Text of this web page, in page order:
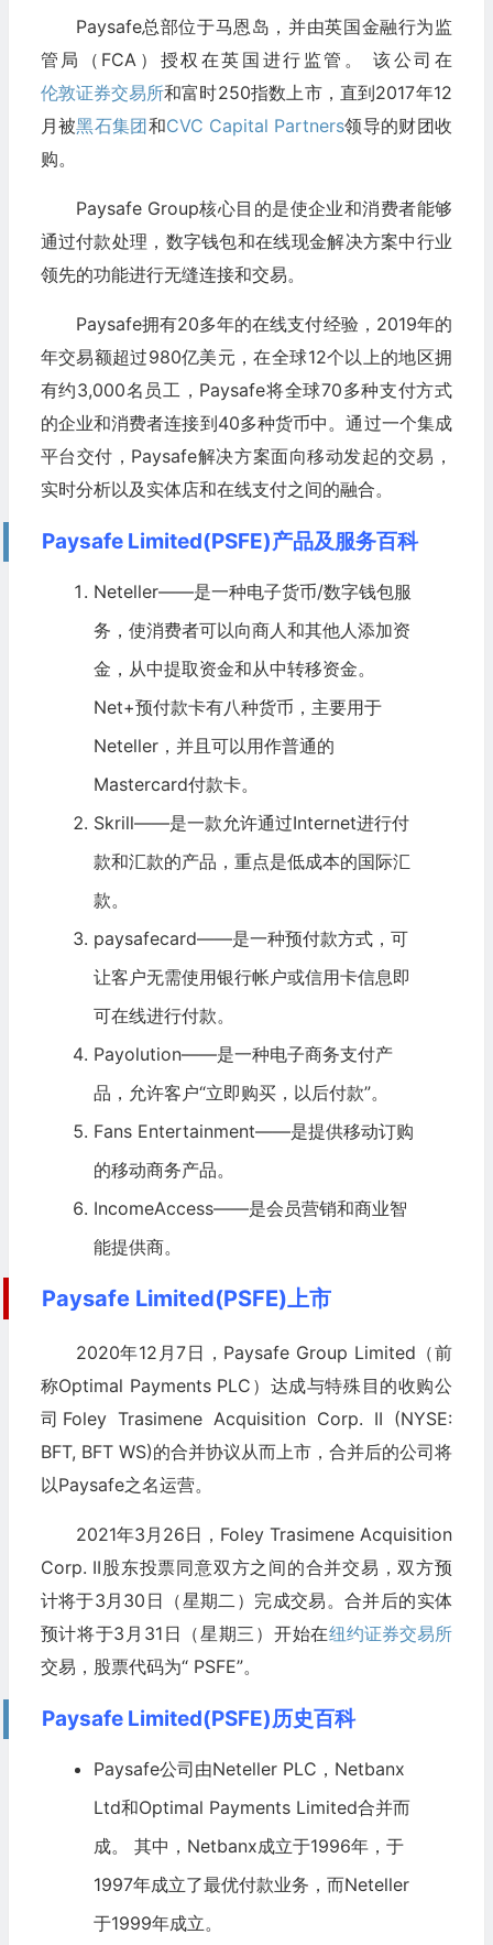
Paysafe总部位于马恩岛，并由英国金融行为监
管局（FCA）授权在英国进行监管。 该公司在
伦敦证券交易所和富时250指数上市，直到2017年12
月被黑石集团和CVC Capital Partners领导的财团收
购。
Paysafe Group核心目的是使企业和消费者能够
通过付款处理，数字钱包和在线现金解决方案中行业
领先的功能进行无缝连接和交易。
Paysafe拥有20多年的在线支付经验，2019年的
年交易额超过980亿美元，在全球12个以上的地区拥
有约3,000名员工，Paysafe将全球70多种支付方式
的企业和消费者连接到40多种货币中。通过一个集成
平台交付，Paysafe解决方案面向移动发起的交易，
实时分析以及实体店和在线支付之间的融合。
Paysafe Limited(PSFE)产品及服务百科
Neteller——是一种电子货币/数字钱包服
务，使消费者可以向商人和其他人添加资
金，从中提取资金和从中转移资金。
Net+预付款卡有八种货币，主要用于
Neteller，并且可以用作普通的
Mastercard付款卡。
Skrill——是一款允许通过Internet进行付
款和汇款的产品，重点是低成本的国际汇
款。
paysafecard——是一种预付款方式，可
让客户无需使用银行帐户或信用卡信息即
可在线进行付款。
Payolution——是一种电子商务支付产
品，允许客户“立即购买，以后付款”。
Fans Entertainment——是提供移动订购
的移动商务产品。
IncomeAccess——是会员营销和商业智
能提供商。
Paysafe Limited(PSFE)上市
2020年12月7日，Paysafe Group Limited（前
称Optimal Payments PLC）达成与特殊目的收购公
司Foley Trasimene Acquisition Corp. II (NYSE:
BFT, BFT WS)的合并协议从而上市，合并后的公司将
以Paysafe之名运营。
2021年3月26日，Foley Trasimene Acquisition
Corp. II股东投票同意双方之间的合并交易，双方预
计将于3月30日（星期二）完成交易。合并后的实体
预计将于3月31日（星期三）开始在纽约证券交易所
交易，股票代码为“ PSFE”。
Paysafe Limited(PSFE)历史百科
Paysafe公司由Neteller PLC，Netbanx
Ltd和Optimal Payments Limited合并而
成。 其中，Netbanx成立于1996年，于
1997年成立了最优付款业务，而Neteller
于1999年成立。